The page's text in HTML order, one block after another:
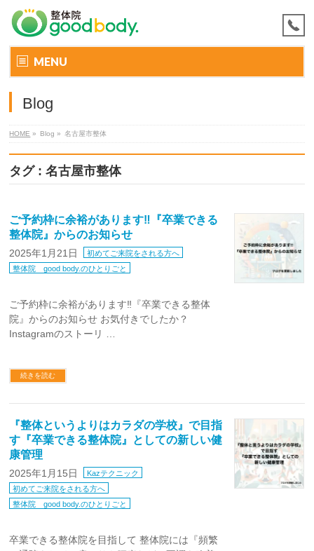
MENU
Blog
HOME » Blog » 名古屋市整体
タグ : 名古屋市整体
ご予約枠に余裕があります‼『卒業できる
整体院』からのお知らせ
2025年1月21日
初めてご来院をされる方へ
整体院 good body.のひとりごと
ご予約枠に余裕があります‼『卒業できる整体
院』からのお知らせ お気付きでしたか？
Instagramのストーリ …
続きを読む
『整体というよりはカラダの学校』で目指
す『卒業できる整体院』としての新しい健
康管理
2025年1月15日
Kazテクニック
初めてご来院をされる方へ
整体院 good body.のひとりごと
卒業できる整体院を目指して 整体院には『頻繁